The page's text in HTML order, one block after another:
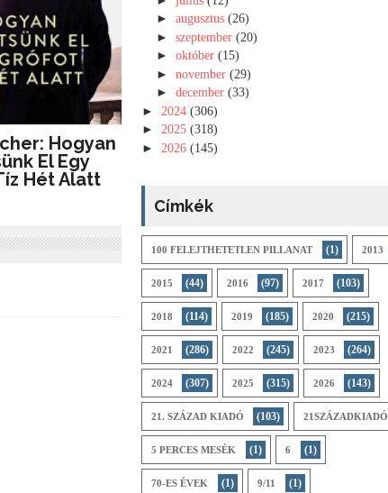
Hogyan
El Egy
Hét Alatt
►augusztus(26)
►szeptember(20)
►október(15)
►november(29)
►december(33)
► 2024 (306)
► 2025 (318)
► 2026 (145)
Címkék
100 FELEJTHETETLEN PILLANAT (1) 2013
2015 (44) 2016 (97) 2017 (103)
2018 (114) 2019 (185) 2020 (215)
2021 (286) 2022 (245) 2023 (264)
2024 (307) 2025 (315) 2026 (143)
21. SZÁZAD KIADÓ (103) 21SZÁZADKIADÓ
5 PERCES MESÉK (1) 6 (1)
70-ES ÉVEK (1) 9/11 (1)